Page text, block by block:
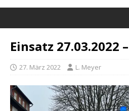
Einsatz 27.03.2022
27. März 2022 L. Meyer